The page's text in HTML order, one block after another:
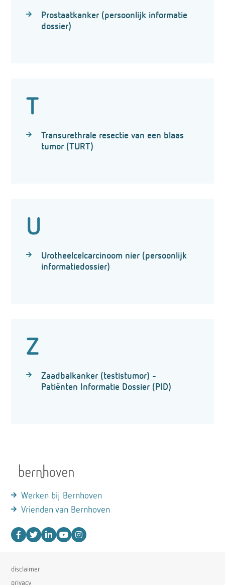
Prostaatkanker (persoonlijk informatie
dossier)
T
Transurethrale resectie van een blaas
tumor (TURT)
U
Urotheelcelcarcinoom nier (persoonlijk
informatiedossier)
Z
Zaadbalkanker (testistumor) -
Patiënten Informatie Dossier (PID)
Werken bij Bernhoven
Vrienden van Bernhoven
disclaimer
privacy